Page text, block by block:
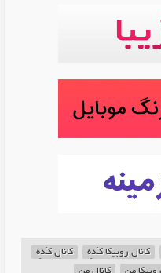
کانال روبیکا کـَدِه
کانال کـَدِه